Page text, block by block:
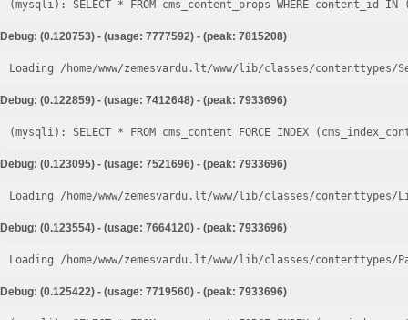
Debug: (0.120753) - (usage: 7777592) - (peak: 7815208)
Loading /home/www/zemesvardu.lt/www/lib/classes/
Debug: (0.122859) - (usage: 7412648) - (peak: 7933696)
Debug: (0.123095) - (usage: 7521696) - (peak: 7933696)
Loading /home/www/zemesvardu.lt/www/lib/classes/
Debug: (0.123554) - (usage: 7664120) - (peak: 7933696)
Loading /home/www/zemesvardu.lt/www/lib/classes/
Debug: (0.125422) - (usage: 7719560) - (peak: 7933696)